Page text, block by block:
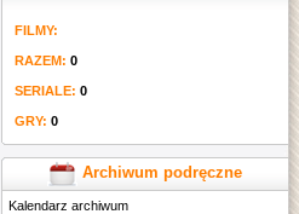
FILMY:
RAZEM: 0
SERIALE: 0
GRY: 0
Archiwum podręczne
Kalendarz archiwum